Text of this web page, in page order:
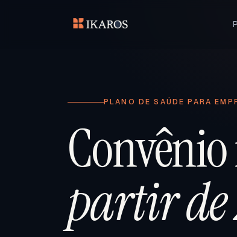
PLANO DE SAÚDE PARA
partir de